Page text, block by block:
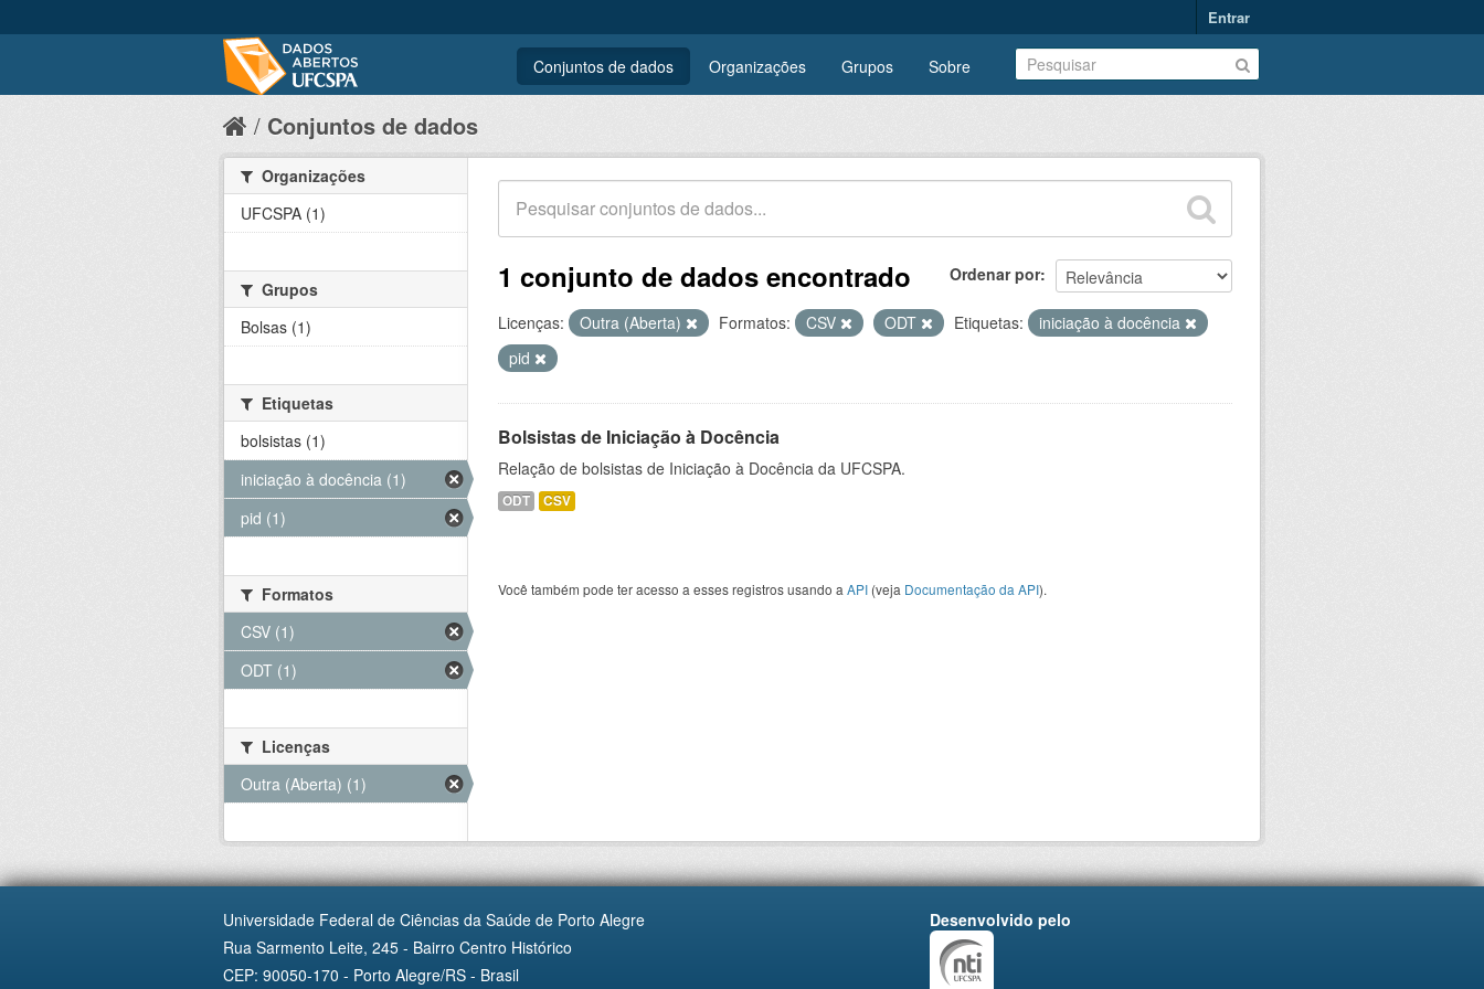
Entrar
Conjuntos de dados Organizações Grupos Sobre
Conjuntos de dados
Ordenar por
1 conjunto de dados encontrado
Licenças: Outra (Aberta) Formatos: CSV ODT Etiquetas:
iniciação à docência
pid
Bolsistas de Iniciação à Docência
Relação de bolsistas de Iniciação à Docência da UFCSPA.
ODT CSV
Você também pode ter acesso a esses registros usando a API (veja Documentação da API).
Organizações
UFCSPA (1)
Grupos
Bolsas (1)
Etiquetas
bolsistas (1)
iniciação à docência (1)
pid (1)
Formatos
CSV (1)
ODT (1)
Licenças
Outra (Aberta) (1)
Universidade Federal de Ciências da Saúde de Porto Alegre
Rua Sarmento Leite, 245 - Bairro Centro Histórico
CEP: 90050-170 - Porto Alegre/RS - Brasil
Desenvolvido pelo